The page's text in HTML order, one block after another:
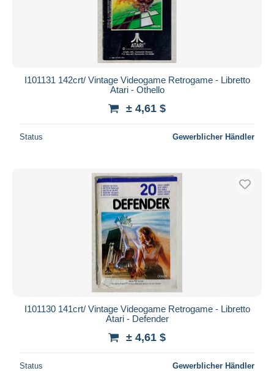
I101131 142crt/ Vintage Videogame Retrogame - Libretto
Atari - Othello
± 4,61 $
Status Gewerblicher Händler
I101130 141crt/ Vintage Videogame Retrogame - Libretto
Atari - Defender
± 4,61 $
Status Gewerblicher Händler